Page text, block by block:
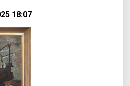
18:07